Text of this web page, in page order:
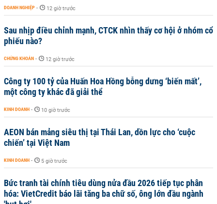
DOANH NGHIỆP - 12 giờ trước
Sau nhịp điều chỉnh mạnh, CTCK nhìn thấy cơ hội ở nhóm cổ
phiếu nào?
CHỨNG KHOÁN - 12 giờ trước
Công ty 100 tỷ của Huấn Hoa Hồng bỗng dưng ‘biến mất’,
một công ty khác đã giải thể
KINH DOANH - 10 giờ trước
AEON bán mảng siêu thị tại Thái Lan, dồn lực cho ‘cuộc
chiến’ tại Việt Nam
KINH DOANH - 5 giờ trước
Bức tranh tài chính tiêu dùng nửa đầu 2026 tiếp tục phân
hóa: VietCredit báo lãi tăng ba chữ số, ông lớn đầu ngành